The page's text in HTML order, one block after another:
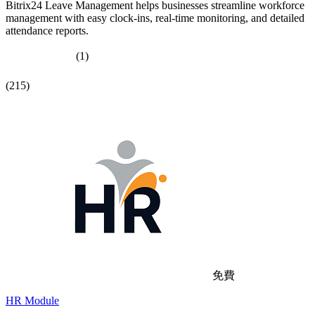
Bitrix24 Leave Management helps businesses streamline workforce
management with easy clock-ins, real-time monitoring, and detailed
attendance reports.
(1)
(215)
免費
HR Module